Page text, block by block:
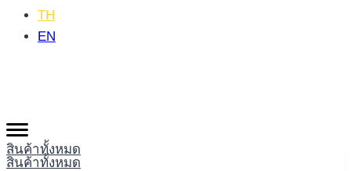
TH
EN
สินค้าทั้งหมด
สินค้าทั้งหมด